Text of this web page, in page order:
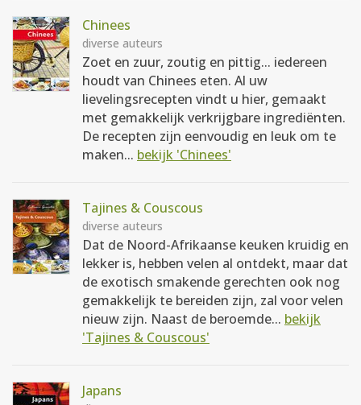
Chinees
diverse auteurs
Zoet en zuur, zoutig en pittig... iedereen
houdt van Chinees eten. Al uw
lievelingsrecepten vindt u hier, gemaakt
met gemakkelijk verkrijgbare ingrediënten.
De recepten zijn eenvoudig en leuk om te
maken... bekijk 'Chinees'
Tajines & Couscous
diverse auteurs
Dat de Noord-Afrikaanse keuken kruidig en
lekker is, hebben velen al ontdekt, maar dat
de exotisch smakende gerechten ook nog
gemakkelijk te bereiden zijn, zal voor velen
nieuw zijn. Naast de beroemde... bekijk
'Tajines & Couscous'
Japans